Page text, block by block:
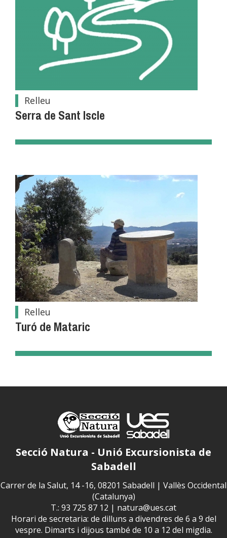
Relleu
Serra de Sant Iscle
Relleu
Turó de Mataric
Secció Natura - Unió Excursionista de
Sabadell
Carrer de la Salut, 14 -16, 08201 Sabadell | Vallès Occidental
(Catalunya)
T.: 93 725 87 12 | natura@ues.cat
Horari de secretaria: de dilluns a divendres de 6 a 9 del
vespre. Dimarts i dijous també de 10 a 12 del migdia.